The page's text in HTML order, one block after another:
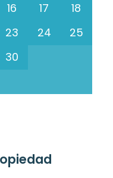
16 17
18
23 24
25
30